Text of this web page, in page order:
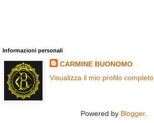
Informazioni personali
CARMINE BUONOMO
Visualizza il mio profilo completo
Powered by Blogger.